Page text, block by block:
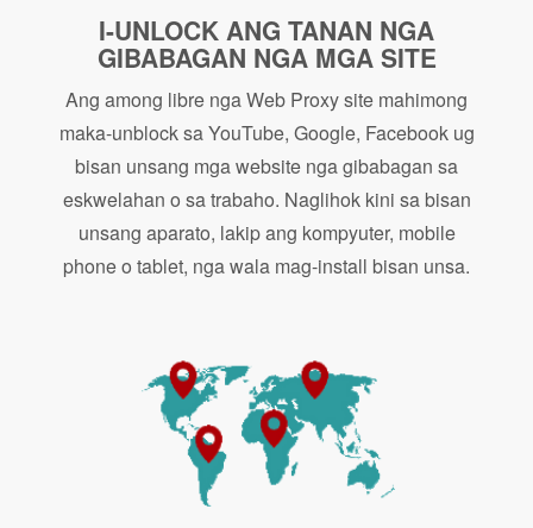
I-UNLOCK ANG TANAN NGA
GIBABAGAN NGA MGA SITE
Ang among libre nga Web Proxy site mahimong
maka-unblock sa YouTube, Google, Facebook ug
bisan unsang mga website nga gibabagan sa
eskwelahan o sa trabaho. Naglihok kini sa bisan
unsang aparato, lakip ang kompyuter, mobile
phone o tablet, nga wala mag-install bisan unsa.